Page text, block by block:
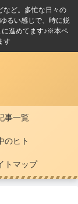
など。多忙な日々の
るい感じで、時に鋭
に進めてます♪※本ペ
す
事一覧
のヒト
トマップ